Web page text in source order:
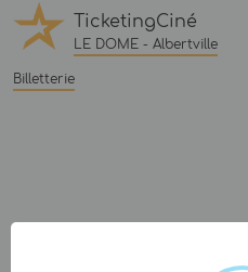
TicketingCiné
LE DOME - Albertville
Billetterie